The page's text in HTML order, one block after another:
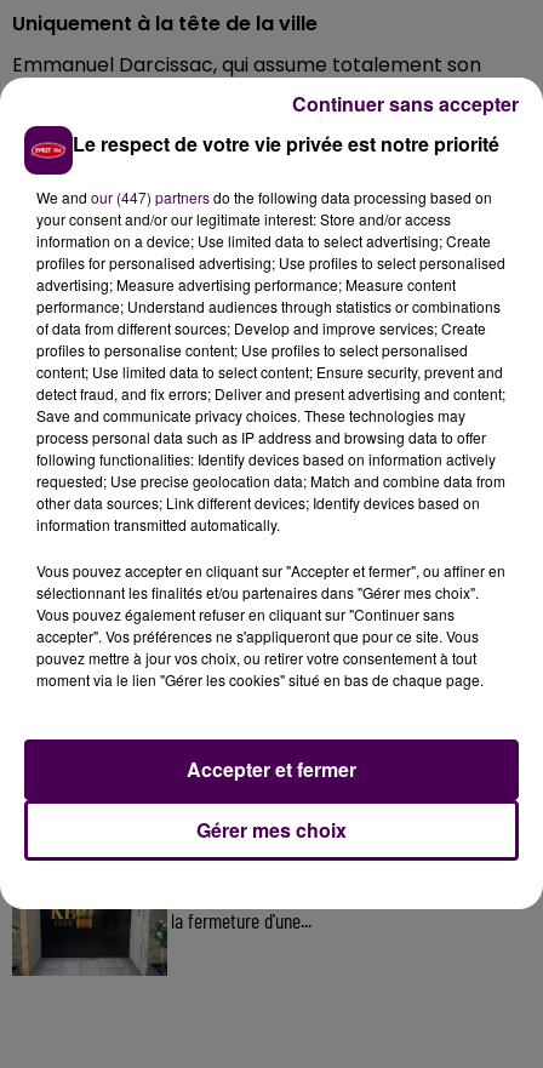
Uniquement à la tête de la ville
Emmanuel Darcissac, qui assume totalement son
était jusque-là premier
adjoint, en charge notamment des importants
portes-feuilles des finances, du commerce ou encore
du développement touristique. Contrairement à son
prédécesseur, il ne cumulera ville et agglomération :
c’est Ahamada Dibo qui prend la tête de la
communauté urbaine d’Alençon.
À LA UNE
31 juillet 2026
Gagnez vos entrées à Terra Botanica !
Inscrivez-vous au casting The Voice & The Voice
la fermeture d'une...
Le respect de votre vie privée est notre priorité
We and our (447) partnersdo the following data processing based on
your consent and/or our legitimate interest: Store and/or access
information on a device; Use limited data to select advertising; Create
profiles for personalised advertising; Use profiles to select personalised
advertising; Measure advertising performance; Measure content
performance; Understand audiences through statistics or combinations
of data from different sources; Develop and improve services; Create
profiles to personalise content; Use profiles to select personalised
content; Use limited data to select content; Ensure security, prevent and
detect fraud, and fix errors; Deliver and present advertising and content;
Save and communicate privacy choices. These technologies may
process personal data such as IP address and browsing data to offer
following functionalities: Identify devices based on information actively
requested; Use precise geolocation data; Match and combine data from
other data sources; Link different devices; Identify devices based on
information transmitted automatically.
Vous pouvez accepter en cliquant sur "Accepter et fermer", ou affiner en
sélectionnant les finalités et/ou partenaires dans "Gérer mes choix".
Vous pouvez également refuser en cliquant sur "Continuer sans
accepter". Vos préférences ne s'appliqueront que pour ce site. Vous
pouvez mettre à jour vos choix, ou retirer votre consentement à tout
moment via le lien "Gérer les cookies" situé en bas de chaque page.
Gérer mes choix
Accepter et fermer
Continuer sans accepter